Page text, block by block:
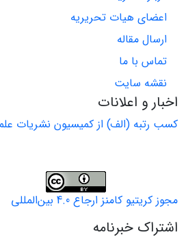
اعضای هیات تحریریه
ارسال مقاله
تماس با ما
نقشه سایت
اخبار و اعلانات
کسب رتبه (الف) از کمیسیون نشریات علمی
مجوز کریتیو کامنز ارجاع 4.0 بین‌المللی
اشتراک خبرنامه